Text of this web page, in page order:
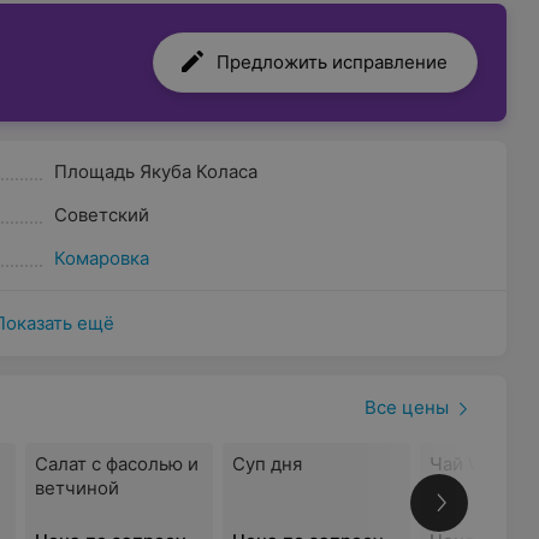
Предложить исправление
Площадь Якуба Коласа
Советский
Комаровка
ещё
Все цены
Салат с фасолью и
ветчиной
Суп дня Чай Whittard